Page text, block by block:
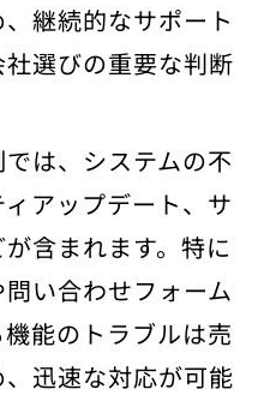
継続的なサポート
選びの重要な判断
は、システムの不
アップデート、サ
含まれます。特に
い合わせフォーム
能のトラブルは売
迅速な対応が可能